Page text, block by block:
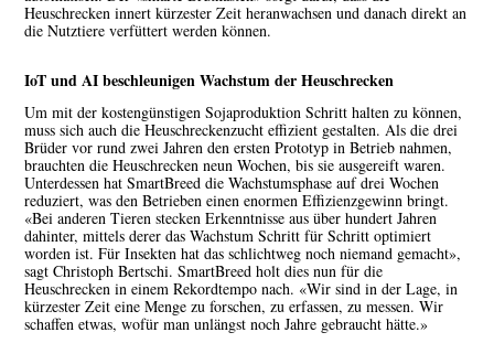
Heuschrecken innert kürzester Zeit heranwachsen und danach direkt an
die Nutztiere verfüttert werden können.
IoT und AI beschleunigen Wachstum der Heuschrecken
Um mit der kostengünstigen Sojaproduktion Schritt halten zu können,
muss sich auch die Heuschreckenzucht effizient gestalten. Als die drei
Brüder vor rund zwei Jahren den ersten Prototyp in Betrieb nahmen,
brauchten die Heuschrecken neun Wochen, bis sie ausgereift waren.
Unterdessen hat SmartBreed die Wachstumsphase auf drei Wochen
reduziert, was den Betrieben einen enormen Effizienzgewinn bringt.
«Bei anderen Tieren stecken Erkenntnisse aus über hundert Jahren
dahinter, mittels derer das Wachstum Schritt für Schritt optimiert
worden ist. Für Insekten hat das schlichtweg noch niemand gemacht»,
sagt Christoph Bertschi. SmartBreed holt dies nun für die
Heuschrecken in einem Rekordtempo nach. «Wir sind in der Lage, in
kürzester Zeit eine Menge zu forschen, zu erfassen, zu messen. Wir
schaffen etwas, wofür man unlängst noch Jahre gebraucht hätte.»